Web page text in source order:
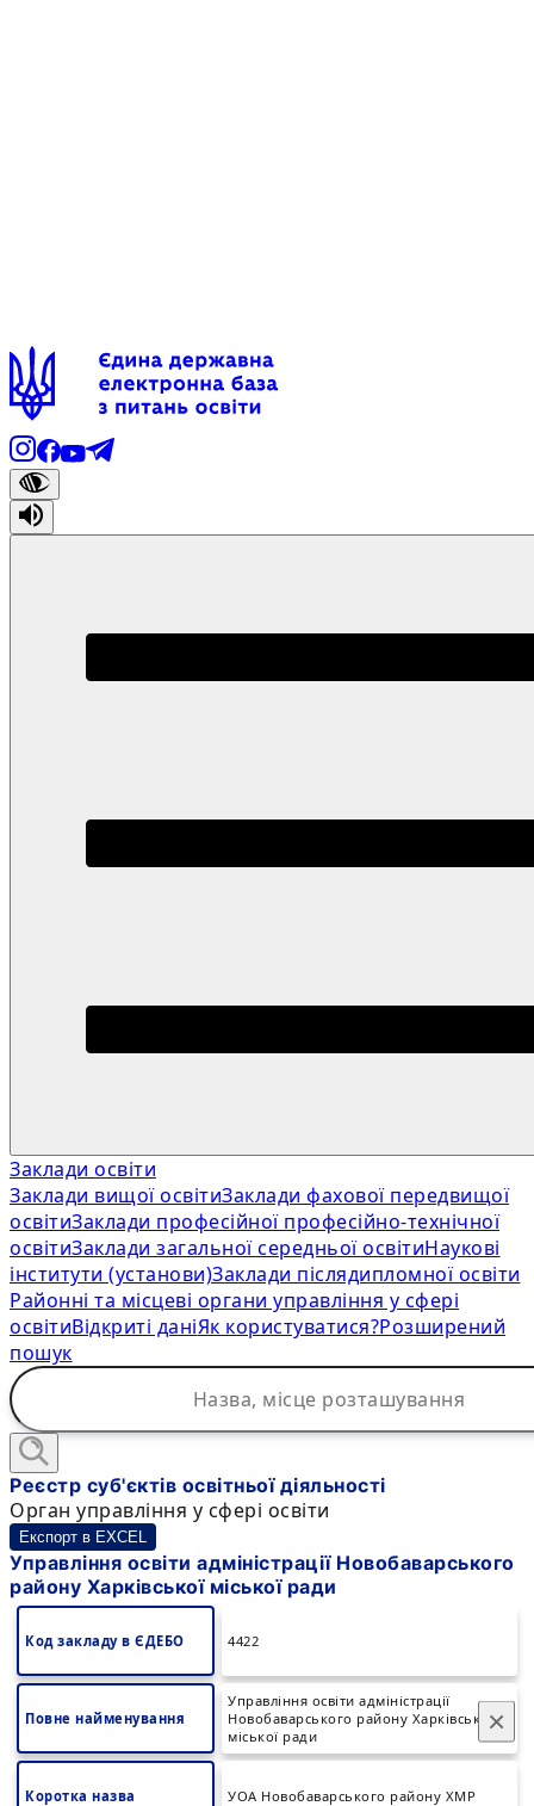
Заклади освіти
Заклади вищої освітиЗаклади фахової передвищої
освітиЗаклади професійної професійно-технічної
освітиЗаклади загальної середньої освітиНаукові
інститути (установи)Заклади післядипломної освіти
Районні та місцеві органи управління у сфері
освітиВідкриті даніЯк користуватися?Розширений
пошук
×
Реєстр суб'єктів освітньої діяльності
Орган управління у сфері освіти
Експорт в EXCEL
Управління освіти адміністрації Новобаварського
району Харківської міської ради
Код закладу в ЄДЕБО 4422
Повне найменування
Управління освіти адміністрації
Новобаварського району Харківської
міської ради
Коротка назва УОА Новобаварського району ХМР